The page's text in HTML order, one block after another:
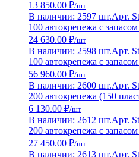
13 850.00 ₽/шт
В наличии: 2597 шт.Арт.
100 автокрепежа с
24 630.00 ₽/шт
В наличии: 2598 шт.Арт.
100 автокрепежа с
56 960.00 ₽/шт
В наличии: 2600 шт.Арт.
200 автокрепежа (150
6 130.00 ₽/шт
В наличии: 2612 шт.Арт.
200 автокрепежа с
27 450.00 ₽/шт
В наличии: 2613 шт.Арт.